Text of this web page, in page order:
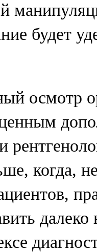
будет
осмотр
когда,